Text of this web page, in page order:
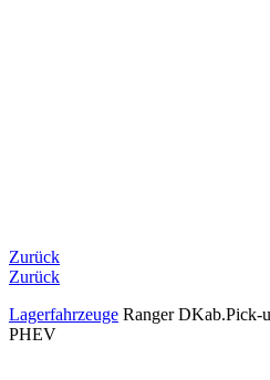
Zurück
Zurück
Lagerfahrzeuge Ranger DKab.Pick-
PHEV